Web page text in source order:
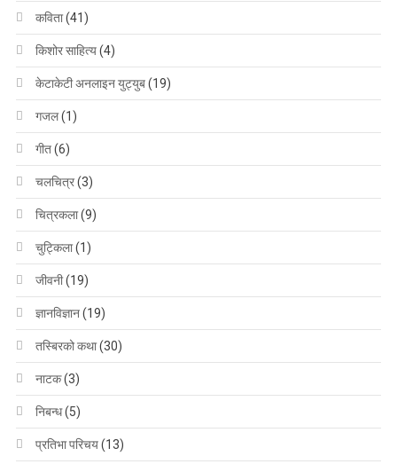
कविता(41)
किशोर साहित्य(4)
केटाकेटी अनलाइन युट्युब(19)
गजल(1)
गीत(6)
चलचित्र(3)
चित्रकला(9)
चुट्किला(1)
जीवनी(19)
ज्ञानविज्ञान(19)
तस्बिरको कथा(30)
नाटक(3)
निबन्ध(5)
प्रतिभा परिचय(13)